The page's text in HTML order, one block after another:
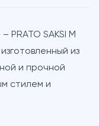
PRATO SAKSI M
из
и прочной
стилем и